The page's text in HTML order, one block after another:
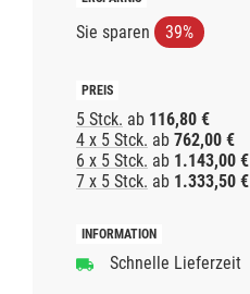
Sie sparen 39%
5 Stck. ab 116,80 €
4 x 5 Stck. ab 762,00 €
6 x 5 Stck. ab 1.143,00 €
7 x 5 Stck. ab 1.333,50 €
Schnelle Lieferzeit